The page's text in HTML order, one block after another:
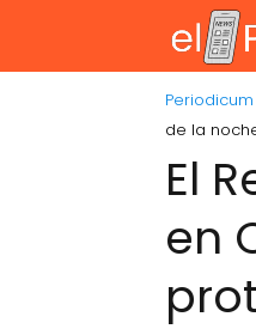
Periodicum
de la
El
en